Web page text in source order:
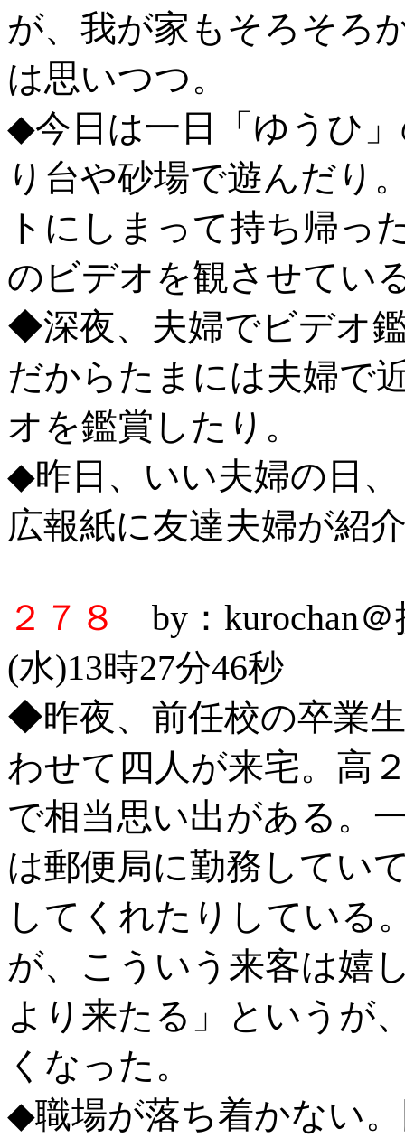
が、我が家もそろそろ
は思いつつ。
◆今日は一日「ゆうひ
り台や砂場で遊んだり
トにしまって持ち帰っ
のビデオを観させてい
◆深夜、夫婦でビデオ
だからたまには夫婦で
オを鑑賞したり。
◆昨日、いい夫婦の日
広報紙に友達夫婦が紹
２７８
by：kurochan
(水)13時27分46秒
◆昨夜、前任校の卒業
わせて四人が来宅。高
で相当思い出がある。
は郵便局に勤務してい
してくれたりしている
が、こういう来客は嬉
より来たる」というが
くなった。
◆職場が落ち着かない